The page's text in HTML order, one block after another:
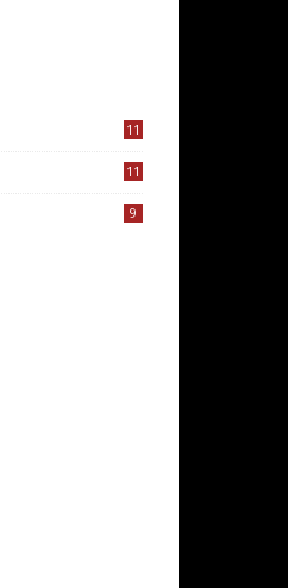
11
11
9